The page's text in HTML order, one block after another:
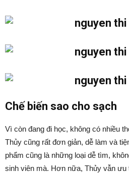
Chế biến sao cho sạch
Vì còn đang đi học, không có nhiều
Thủy cũng rất đơn giản, dễ làm và
phẩm cũng là những loại dễ tìm,
sinh viên mà. Hơn nữa, Thủy vẫn ưu